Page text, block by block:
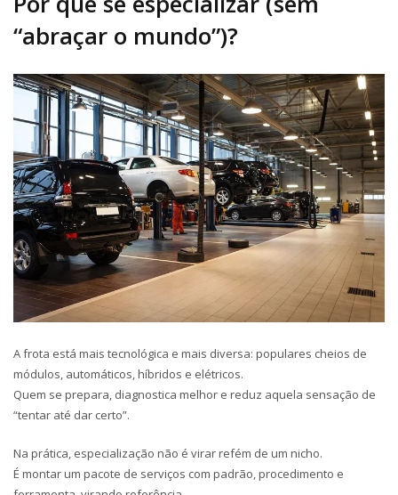
“abraçar o mundo”)?
A frota está mais tecnológica e mais diversa: populares cheios de
módulos, automáticos, híbridos e elétricos.
Quem se prepara, diagnostica melhor e reduz aquela sensação de
“tentar até dar certo”.
Na prática, especialização não é virar refém de um nicho.
É montar um pacote de serviços com padrão, procedimento e